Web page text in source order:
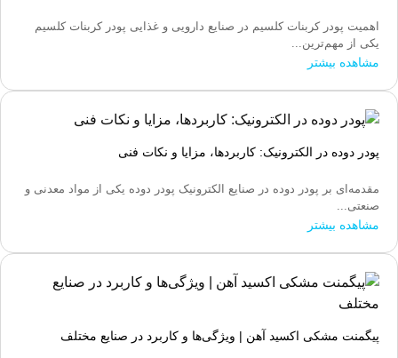
اهمیت پودر کربنات کلسیم در صنایع دارویی و غذایی پودر کربنات کلسیم
یکی از مهم‌ترین...
مشاهده بیشتر
پودر دوده در الکترونیک: کاربردها، مزایا و نکات فنی
مقدمه‌ای بر پودر دوده در صنایع الکترونیک پودر دوده یکی از مواد معدنی و
صنعتی...
مشاهده بیشتر
پیگمنت مشکی اکسید آهن | ویژگی‌ها و کاربرد در صنایع مختلف